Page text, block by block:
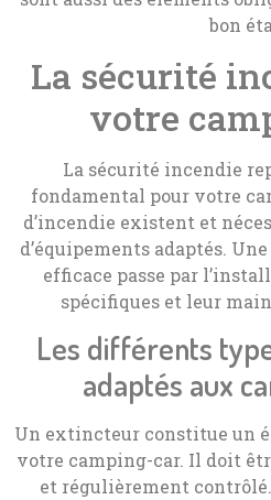
bon
La sécurité
votre
La sécurité incendie
fondamental pour votre
d’incendie existent et
d’équipements adaptés.
efficace passe par
spécifiques et leur
Les différents
adaptés aux
Un extincteur constitue un
votre camping-car. Il doit
et régulièrement